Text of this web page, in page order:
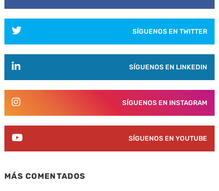
SÍGUENOS EN TWITTER
SÍGUENOS EN LINKEDIN
SÍGUENOS EN INSTAGRAM
SÍGUENOS EN YOUTUBE
MÁS COMENTADOS